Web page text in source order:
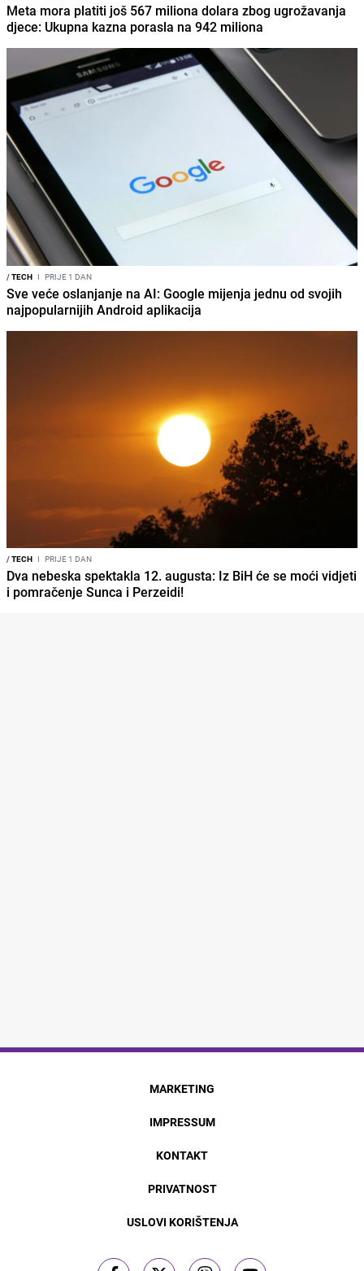
Meta mora platiti još 567 miliona dolara zbog ugrožavanja
djece: Ukupna kazna porasla na 942 miliona
/TECH I PRIJE 1 DAN
Sve veće oslanjanje na AI: Google mijenja jednu od svojih
najpopularnijih Android aplikacija
/TECH I PRIJE 1 DAN
Dva nebeska spektakla 12. augusta: Iz BiH će se moći vidjeti
i pomračenje Sunca i Perzeidi!
MARKETING
IMPRESSUM
KONTAKT
PRIVATNOST
USLOVI KORIŠTENJA